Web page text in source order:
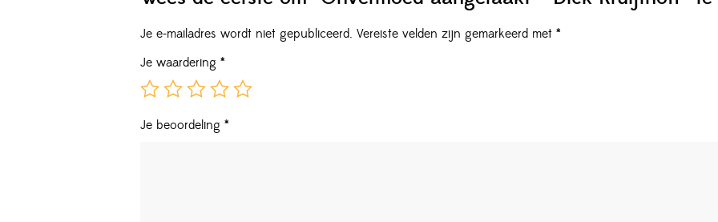
Je e-mailadres wordt niet gepubliceerd. Vereiste velden zijn gemarkeerd met *
Je waardering *
Je beoordeling *